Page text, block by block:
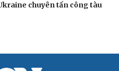
chuyên tấn công tàu